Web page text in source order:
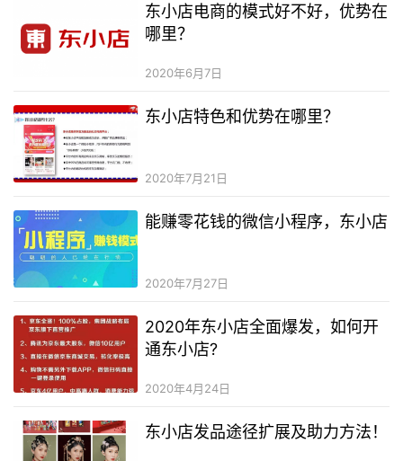
东小店电商的模式好不好，优势在
哪里？
2020年6月7日
东小店特色和优势在哪里？
2020年7月21日
能赚零花钱的微信小程序，东小店
2020年7月27日
2020年东小店全面爆发，如何开
通东小店?
2020年4月24日
东小店发品途径扩展及助力方法！